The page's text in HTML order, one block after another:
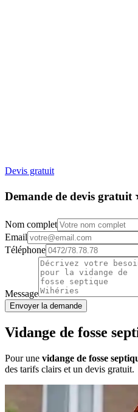
Devis gratuit
Demande de devis gratuit
Nom complet
Email
Téléphone
Message
Envoyer la demande
Vidange de fosse
Pour une vidange de fosse
des tarifs clairs et un devis gratuit.